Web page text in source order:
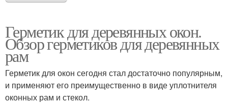
Герметик для деревянных окон.
Обзор герметиков для деревянных
рам
Герметик для окон сегодня стал достаточно популярным,
и применяют его преимущественно в виде уплотнителя
оконных рам и стекол.